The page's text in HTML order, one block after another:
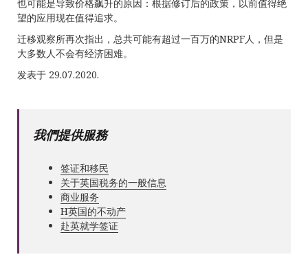
也可能是导致价格飙升的原因：根据修订后的政策，以前值得绝
望的应用现在值得追求。
迁移观察所再次指出，总共可能有超过一百万的NRPF人，但是
大多数人不会有经济困难。
发表于 29.07.2020.
我們提供服務
签证和移民
关于英国税务的一般信息
商业服务
Н英国的不动产
赴英就学签证